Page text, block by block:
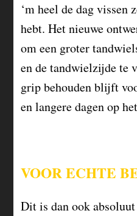
‘m heel de dag vissen
hebt. Het nieuwe
om een groter
en de tandwielzijde te
grip behouden blijft
en langere dagen op
VOOR ECHTE
Dit is dan ook